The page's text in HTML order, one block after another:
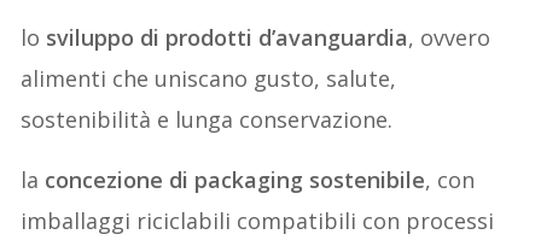
lo sviluppo di prodotti d’avanguardia, ovvero
alimenti che uniscano gusto, salute,
sostenibilità e lunga conservazione.
la concezione di packaging sostenibile, con
imballaggi riciclabili compatibili con processi